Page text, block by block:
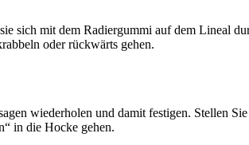
sich mit dem Radiergummi auf dem Lineal
oder rückwärts gehen.
wiederholen und damit festigen. Stellen
in die Hocke gehen.